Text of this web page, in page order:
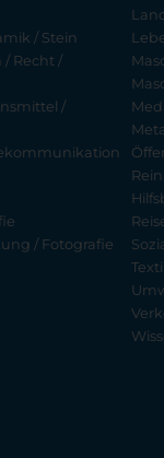
/ Stein
/ Recht /
/
/ Fotografie